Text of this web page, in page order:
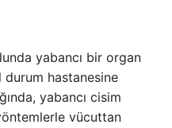
yabancı bir organ
hastanesine
yabancı cisim
vücuttan